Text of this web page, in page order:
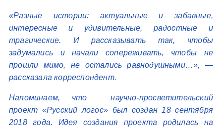
«Разные истории: актуальные и забавные,
интересные и удивительные, радостные и
трагические. И рассказывать так, чтобы
задумались и начали сопереживать, чтобы не
прошли мимо, не остались равнодушными…», —
рассказала корреспондент.
Напоминаем, что научно-просветительский
проект «Русский логос» был создан 18 сентября
2018 года. Идея создания проекта родилась на